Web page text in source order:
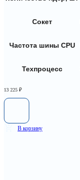
Сокет
Частота шины CPU
Техпроцесс
13 225 ₽
В корзину